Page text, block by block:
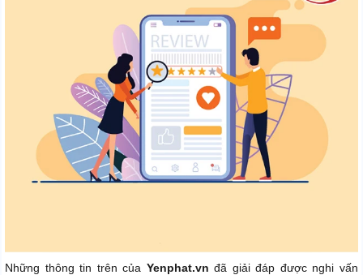
Những thông tin trên của Yenphat.vn đã giải đáp được nghi vấn